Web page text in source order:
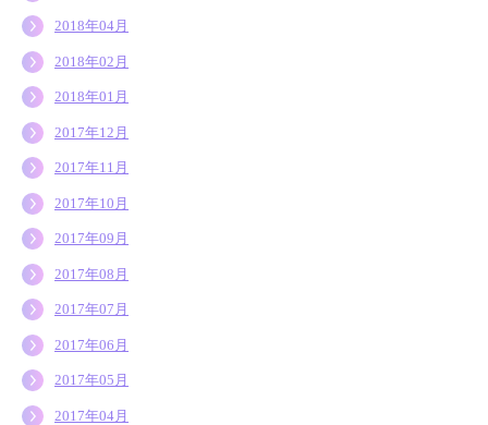
2018年04月
2018年02月
2018年01月
2017年12月
2017年11月
2017年10月
2017年09月
2017年08月
2017年07月
2017年06月
2017年05月
2017年04月